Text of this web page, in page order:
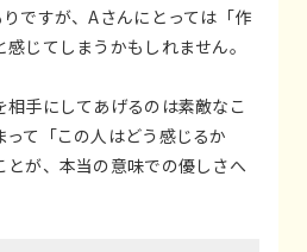
ですが、Aさんにとっては「作
じてしまうかもしれません。
相手にしてあげるのは素敵なこ
て「この人はどう感じるか
とが、本当の意味での優しさへ